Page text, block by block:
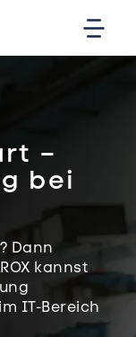
–
bei
Dann
kannst
IT-Bereich